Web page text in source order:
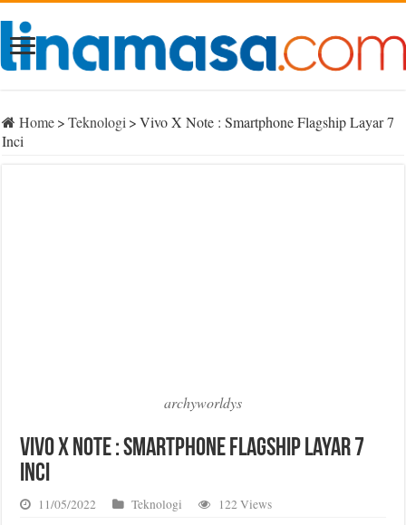
Home> Teknologi > Vivo X Note : Smartphone Flagship Layar 7
Inci
archyworldys
Vivo X Note : Smartphone Flagship Layar 7
Inci
11/05/2022 Teknologi 122 Views